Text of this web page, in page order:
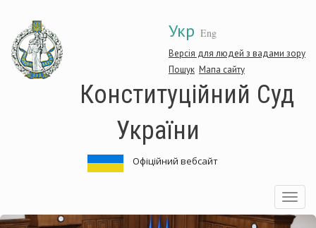
основного
матеріалу
Укр Eng
Версія для людей з вадами зору
Пошук Мапа сайту
Конституційний Суд
України
Офіційний вебсайт
Toggle